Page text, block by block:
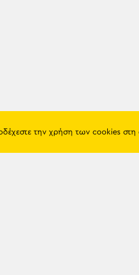
την χρήση των cookies